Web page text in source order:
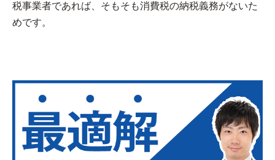
税事業者であれば、そもそも消費税の納税義務がないた
めです。